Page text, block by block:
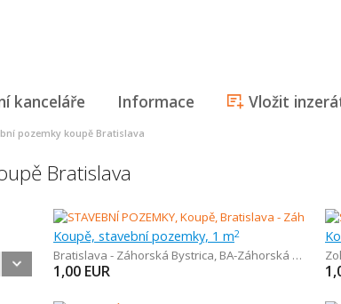
kanceláře Informace Vložit
pozemky koupě Bratislava
Bratislava
Koupě, stavební pozemky, 1 m2
Bratislava - Záhorská Bystrica, BA-Záhorská Bystrica a Okolie
1,00 EUR